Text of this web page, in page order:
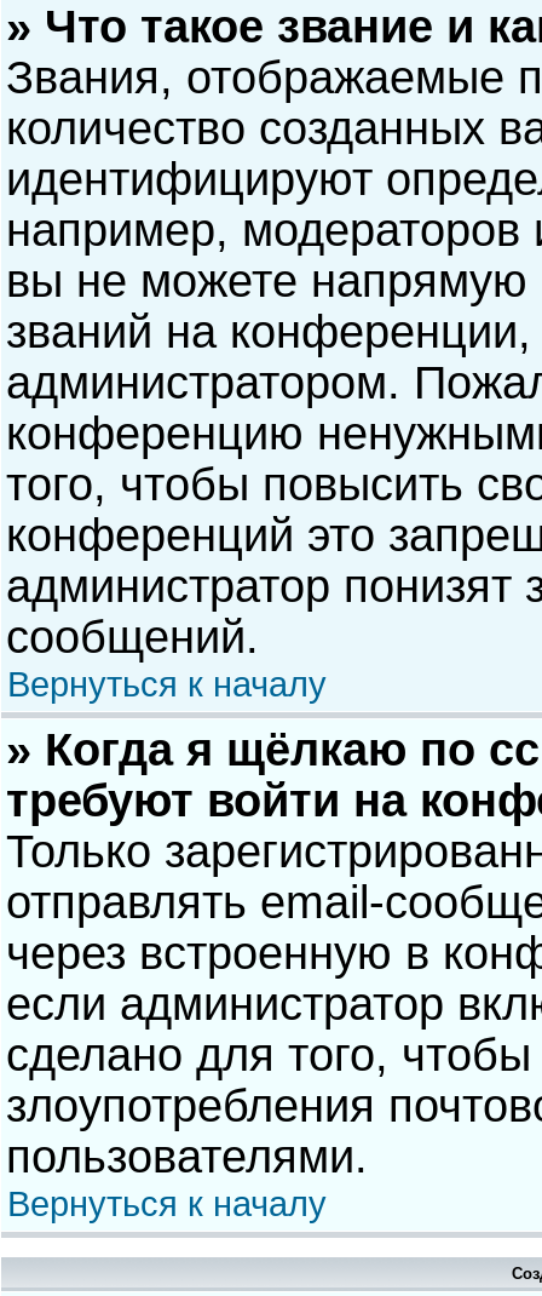
» Что такое звание и
Звания, отображаемые
количество созданных
идентифицируют
например,
вы не можете напрямую
званий на
администратором.
конференцию
того, чтобы повысить
конференций это
администратор понизят
сообщений.
Вернуться к началу
» Когда я щёлкаю по
требуют войти на
Только
отправлять email-
через встроенную в
если администратор
сделано для того, чтобы
злоупотребления
пользователями.
Вернуться к началу